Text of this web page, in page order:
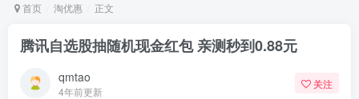
首页 淘优惠 正文
腾讯自选股抽随机现金红包 亲测秒到0.88元
qmtao
4年前更新
关注